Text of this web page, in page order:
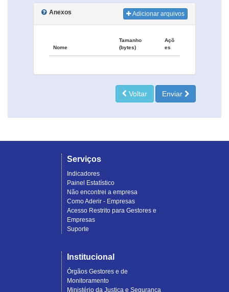
Anexos Adicionar arquivos
Nome
Tamanho
(bytes)
Açõ
es
Voltar Enviar
Serviços
Indicadores
Painel Estatístico
Não encontrei a empresa
Como Aderir - Empresas
Acesso Restrito para Gestores e
Empresas
Suporte
Institucional
Órgãos Gestores e de
Monitoramento
Ministério da Justiça e Segurança